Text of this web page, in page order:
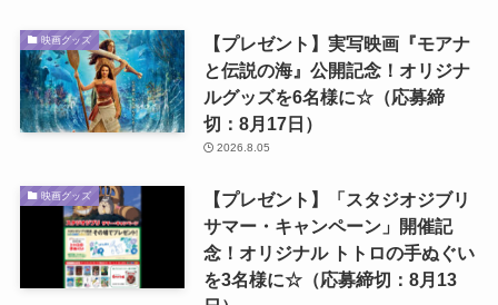
映画グッズ
【プレゼント】実写映画『モアナ
と伝説の海』公開記念！オリジナ
ルグッズを6名様に☆（応募締
切：8月17日）
2026.8.05
映画グッズ
【プレゼント】「スタジオジブリ
サマー・キャンペーン」開催記
念！オリジナル トトロの手ぬぐい
を3名様に☆（応募締切：8月13